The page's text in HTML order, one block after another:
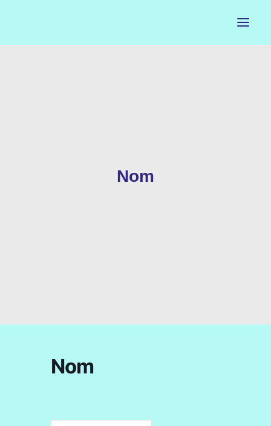
Nom
Nom